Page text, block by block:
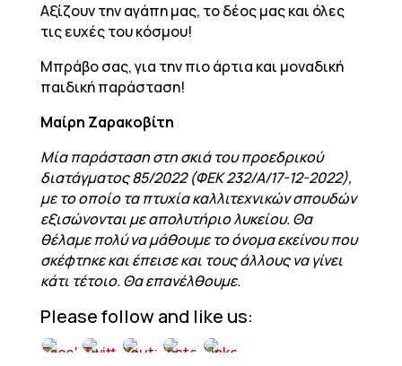
Αξίζουν την αγάπη μας, το δέος μας και όλες
τις ευχές του κόσμου!
Μπράβο σας, για την πιο άρτια και μοναδική
παιδική παράσταση!
Μαίρη Ζαρακοβίτη
Μία παράσταση στη σκιά του προεδρικού
διατάγματος 85/2022 (ΦΕΚ 232/Α/17-12-2022),
με το οποίο τα πτυχία καλλιτεχνικών σπουδών
εξισώνονται με απολυτήριο λυκείου. Θα
θέλαμε πολύ να μάθουμε το όνομα εκείνου που
σκέφτηκε και έπεισε και τους άλλους να γίνει
κάτι τέτοιο. Θα επανέλθουμε.
Please follow and like us: